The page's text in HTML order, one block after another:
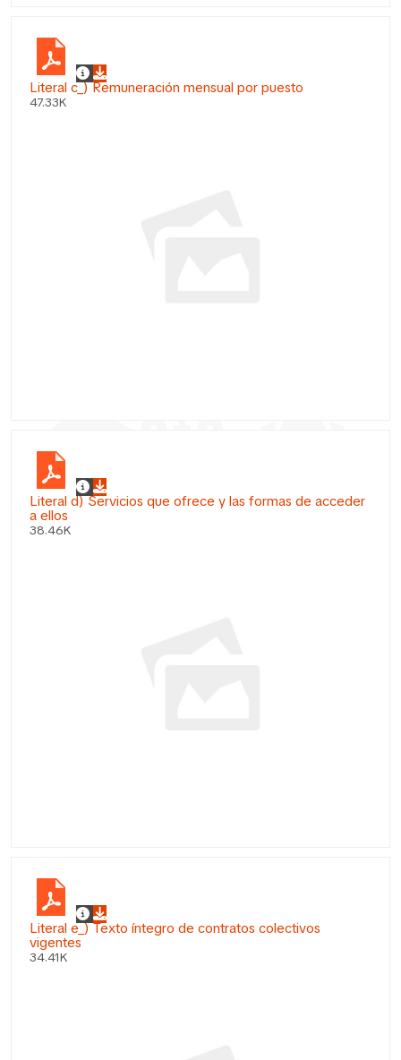
Literal c_) Remuneración mensual por puesto
47.33K
Literal d) Servicios que ofrece y las formas de acceder
a ellos
38.46K
Literal e_) Texto íntegro de contratos colectivos
vigentes
34.41K